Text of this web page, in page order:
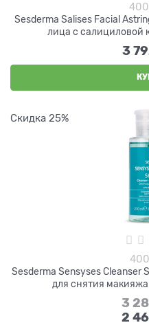
Sesderma Salises Facial
лица с салициловой
3
Скидка 25%
Sesderma Sensyses Cleanser
для снятия
3
2